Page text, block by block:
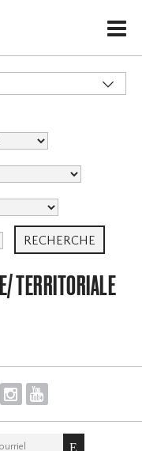
H
TERRITORIALE
I Y